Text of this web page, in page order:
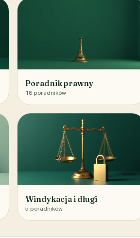
Poradnik prawny
18 poradników
Windykacja i długi
5 poradników